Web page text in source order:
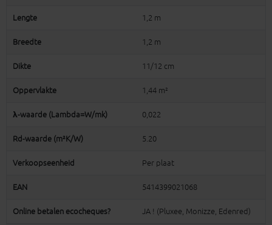
Lengte 1,2 m
Breedte 1,2 m
Dikte 11/12 cm
Oppervlakte 1,44 m²
λ-waarde (Lambda=W/mk) 0,022
Rd-waarde (m²K/W) 5.20
Verkoopseenheid Per plaat
EAN 5414399021068
Online betalen ecocheques? JA ! (Pluxee, Monizze, Edenred)